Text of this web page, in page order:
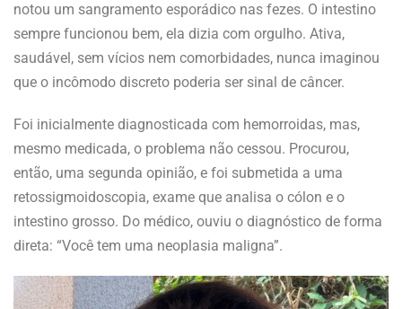
notou um sangramento esporádico nas fezes. O intestino
sempre funcionou bem, ela dizia com orgulho. Ativa,
saudável, sem vícios nem comorbidades, nunca imaginou
que o incômodo discreto poderia ser sinal de câncer.
Foi inicialmente diagnosticada com hemorroidas, mas,
mesmo medicada, o problema não cessou. Procurou,
então, uma segunda opinião, e foi submetida a uma
retossigmoidoscopia, exame que analisa o cólon e o
intestino grosso. Do médico, ouviu o diagnóstico de forma
direta: “Você tem uma neoplasia maligna”.